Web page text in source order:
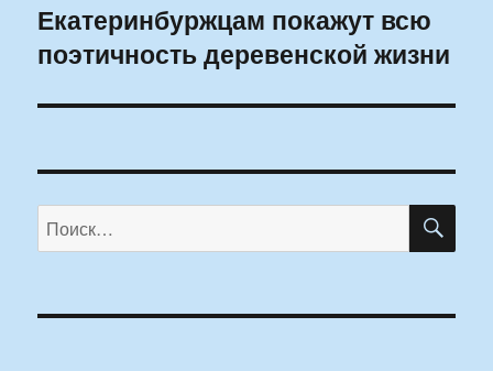
Следующая
запись:
Екатеринбуржцам покажут всю
поэтичность деревенской жизни
Искать: